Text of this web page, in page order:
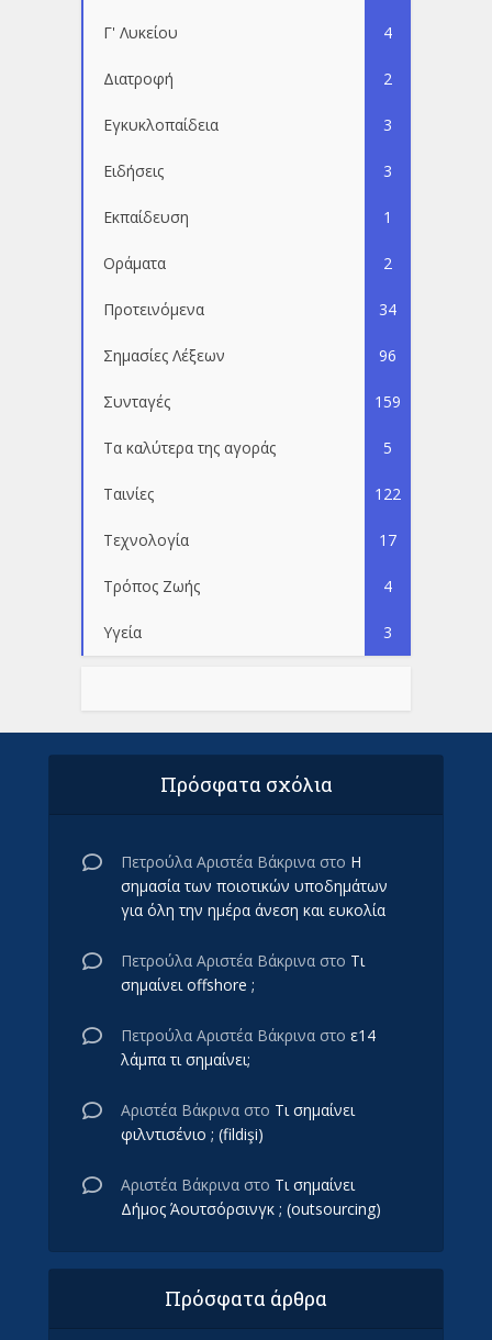
Γ' Λυκείου 4
Διατροφή 2
Εγκυκλοπαίδεια 3
Ειδήσεις 3
Εκπαίδευση 1
Οράματα 2
Προτεινόμενα 34
Σημασίες Λέξεων 96
Συνταγές 159
Τα καλύτερα της αγοράς 5
Ταινίες 122
Τεχνολογία 17
Τρόπος Ζωής 4
Υγεία 3
Πρόσφατα σχόλια
Πετρούλα Αριστέα Βάκρινα στο Η
σημασία των ποιοτικών υποδημάτων
για όλη την ημέρα άνεση και ευκολία
Πετρούλα Αριστέα Βάκρινα στο Τι
σημαίνει offshore ;
Πετρούλα Αριστέα Βάκρινα στο ε14
λάμπα τι σημαίνει;
Αριστέα Βάκρινα στο Τι σημαίνει
φιλντισένιο ; (fildişi)
Αριστέα Βάκρινα στο Τι σημαίνει
Δήμος Άουτσόρσινγκ ; (outsourcing)
Πρόσφατα άρθρα